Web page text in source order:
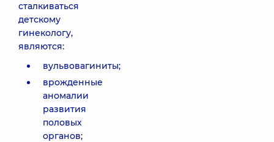
сталкиваться
детскому
гинекологу,
являются:
вульвовагиниты;
врожденные
аномалии
развития
половых
органов;